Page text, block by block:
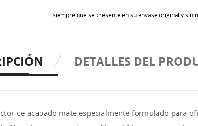
siempre que se presente en su envase original y sin
DETALLES DEL
de acabado mate especialmente formulado para